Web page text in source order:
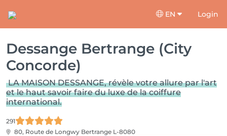
EN Login
Dessange Bertrange (City
Concorde)
LA MAISON DESSANGE, révèle votre allure par l'art
et le haut savoir faire du luxe de la coiffure
international.
291
80, Route de Longwy Bertrange L-8080